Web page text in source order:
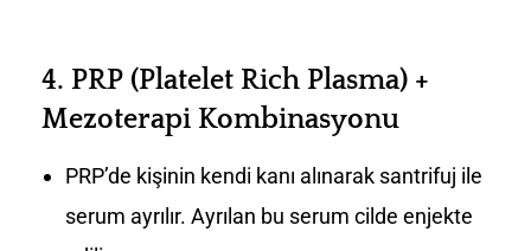
4. PRP (Platelet Rich Plasma) +
Mezoterapi Kombinasyonu
PRP’de kişinin kendi kanı alınarak santrifuj ile
serum ayrılır. Ayrılan bu serum cilde enjekte